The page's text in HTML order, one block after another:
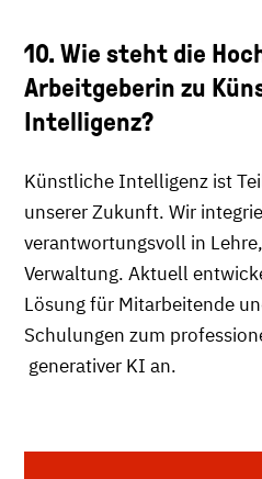
10. Wie steht die
Arbeitgeberin zu
Intelligenz?
Künstliche Intelligenz ist
unserer Zukunft. Wir
verantwortungsvoll in
Verwaltung. Aktuell
Lösung für Mitarbeitende
Schulungen zum
generativer KI an.